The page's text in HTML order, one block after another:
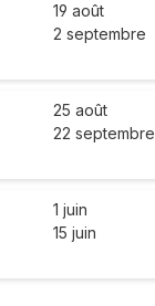
19 août
2 septembre
25 août
22 septembre
1 juin
15 juin